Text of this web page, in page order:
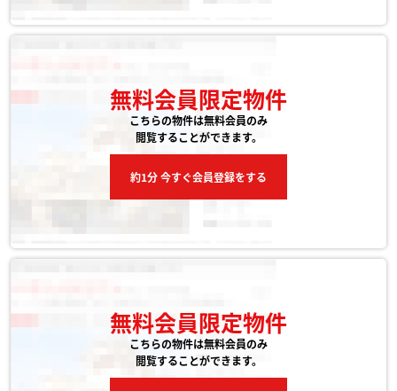
無料会員限定物件
こちらの物件は無料会員のみ
閲覧することができます。
約1分 今すぐ会員登録をする
無料会員限定物件
こちらの物件は無料会員のみ
閲覧することができます。